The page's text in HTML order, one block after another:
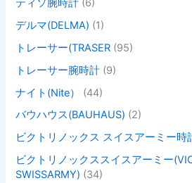
ティソ腕時計 (6)
デルマ(DELMA) (1)
トレーサー(TRASER (95)
トレーサー腕時計 (9)
ナイト(Nite）
(44)
バウハウス(BAUHAUS) (2)
ビクトリノックス スイスアーミー時
ビクトリノックススイスアーミー
SWISSARMY) (34)